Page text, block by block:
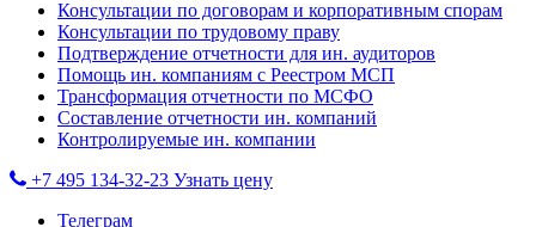
Консультации по договорам и корпоративным спорам
Консультации по трудовому праву
Подтверждение отчетности для ин. аудиторов
Помощь ин. компаниям с Реестром МСП
Трансформация отчетности по МСФО
Составление отчетности ин. компаний
Контролируемые ин. компании
+7 495 134-32-23 Узнать цену
Телеграм